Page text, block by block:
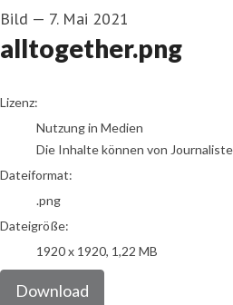
Bild — 7. Mai 2021
alltogether.png
go to media item
Lizenz:
Nutzung in Medien
Die Inhalte können von
Dateiformat:
.png
Dateigröße:
1920 x 1920, 1,22 MB
Download